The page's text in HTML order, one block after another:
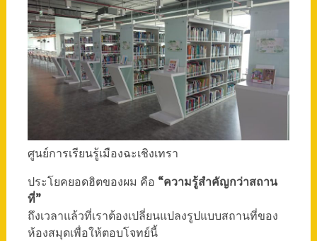
ศูนย์การเรียนรู้เมืองฉะเชิงเทรา
ประโยคยอดฮิตของผม คือ “ความรู้สำคัญกว่าสถาน
ที่”
ถึงเวลาแล้วที่เราต้องเปลี่ยนแปลงรูปแบบสถานที่ของ
ห้องสมุดเพื่อให้ตอบโจทย์นี้